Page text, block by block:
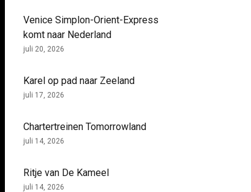
Venice Simplon-Orient-Express
komt naar Nederland
juli 20, 2026
Karel op pad naar Zeeland
juli 17, 2026
Chartertreinen Tomorrowland
juli 14, 2026
Ritje van De Kameel
juli 14, 2026